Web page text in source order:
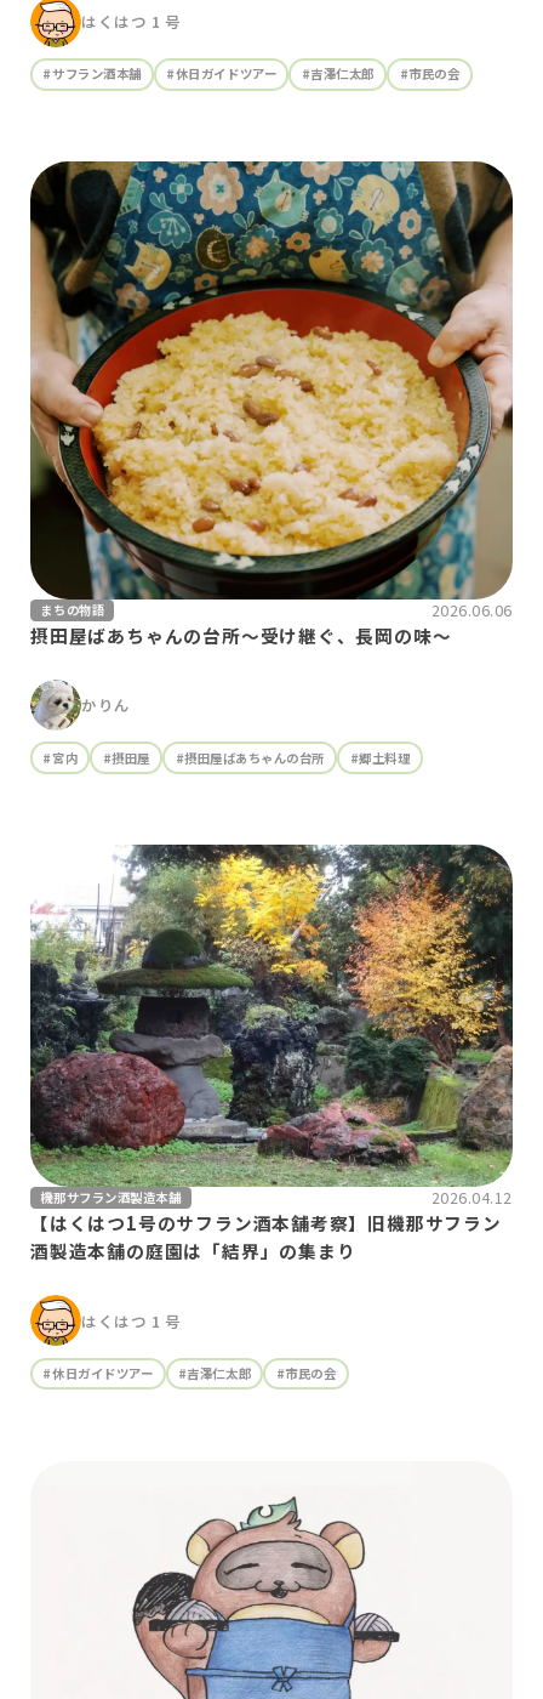
はくはつ 1 号
#サフラン酒本舗 #休日ガイドツアー #吉澤仁太郎 #市民の会
摂田屋ばあちゃんの台所～受け継ぐ、長岡の味～
かりん
まちの物語 2026.06.06
#宮内 #摂田屋 #摂田屋ばあちゃんの台所 #郷土料理
【はくはつ1号のサフラン酒本舗考察】旧機那サフラン
酒製造本舗の庭園は「結界」の集まり
はくはつ 1 号
機那サフラン酒製造本舗 2026.04.12
#休日ガイドツアー #吉澤仁太郎 #市民の会